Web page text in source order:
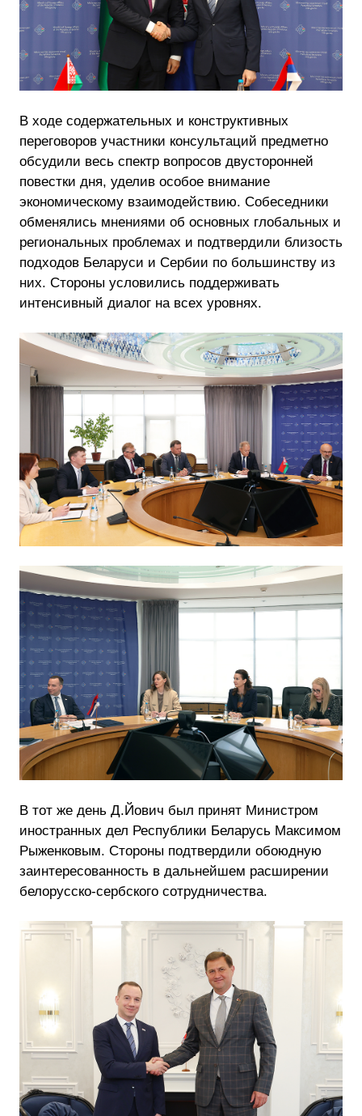
В ходе содержательных и конструктивных
переговоров участники консультаций предметно
обсудили весь спектр вопросов двусторонней
повестки дня, уделив особое внимание
экономическому взаимодействию. Собеседники
обменялись мнениями об основных глобальных и
региональных проблемах и подтвердили близость
подходов Беларуси и Сербии по большинству из
них. Стороны условились поддерживать
интенсивный диалог на всех уровнях.
В тот же день Д.Йович был принят Министром
иностранных дел Республики Беларусь Максимом
Рыженковым. Стороны подтвердили обоюдную
заинтересованность в дальнейшем расширении
белорусско-сербского сотрудничества.